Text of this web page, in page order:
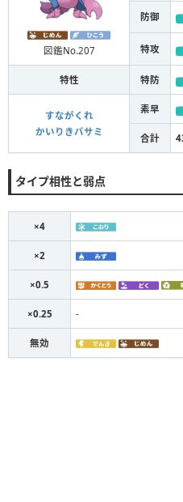
図鑑No.207
防御
特攻
特性 特防
すながくれ
かいりきバサミ
素早
合計
タイプ相性と弱点
×4
×2
×0.5
×0.25 -
無効